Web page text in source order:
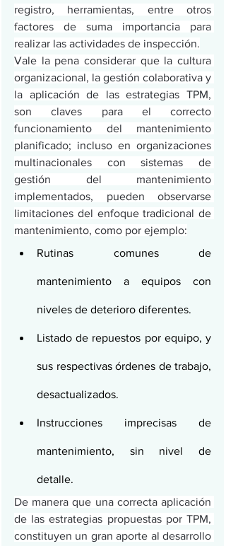
registro, herramientas, entre otros
factores de suma importancia para
realizar las actividades de inspección.
Vale la pena considerar que la cultura
organizacional, la gestión colaborativa y
la aplicación de las estrategias TPM,
son claves para el correcto
funcionamiento del mantenimiento
planificado; incluso en organizaciones
multinacionales con sistemas de
gestión del mantenimiento
implementados, pueden observarse
limitaciones del enfoque tradicional de
mantenimiento, como por ejemplo:
Rutinas comunes de
mantenimiento a equipos con
niveles de deterioro diferentes.
Listado de repuestos por equipo, y
sus respectivas órdenes de trabajo,
desactualizados.
Instrucciones imprecisas de
mantenimiento, sin nivel de
detalle.
De manera que una correcta aplicación
de las estrategias propuestas por TPM,
constituyen un gran aporte al desarrollo